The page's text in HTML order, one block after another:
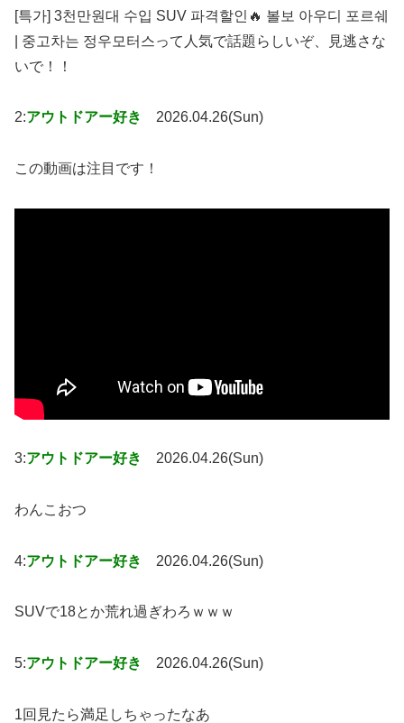
[특가] 3천만원대 수입 SUV 파격할인🔥 볼보 아우디 포르쉐
| 중고차는 정우모터스って人気で話題らしいぞ、見逃さな
いで！！
2:アウトドアー好き 2026.04.26(Sun)
この動画は注目です！
3:アウトドアー好き 2026.04.26(Sun)
わんこおつ
4:アウトドアー好き 2026.04.26(Sun)
SUVで18とか荒れ過ぎわろｗｗｗ
5:アウトドアー好き 2026.04.26(Sun)
1回見たら満足しちゃったなあ